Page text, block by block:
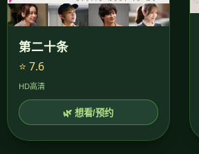
第二十条
⭐ 7.6
HD高清
🌿 想看/预约